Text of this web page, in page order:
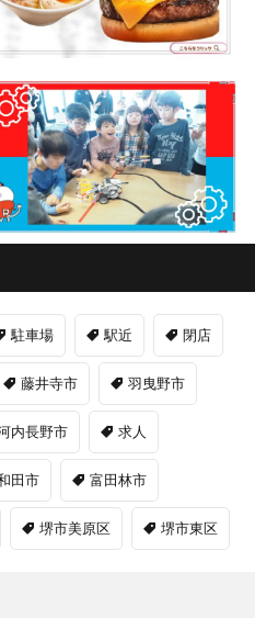
駐車場 駅近 閉店
藤井寺市 羽曳野市
内長野市 求人
田市 富田林市
堺市美原区 堺市東区